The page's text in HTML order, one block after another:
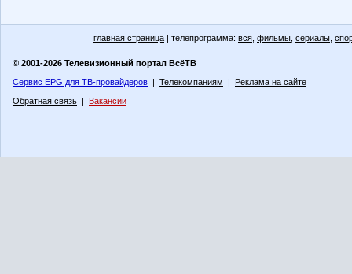
главная страница | телепрограмма: вся фильмы сериалы
© 2001-2026 Телевизионный портал ВсёТВ
Сервис EPG для ТВ-провайдеров | Телекомпаниям | Реклама на сайте
Обратная связь | Вакансии